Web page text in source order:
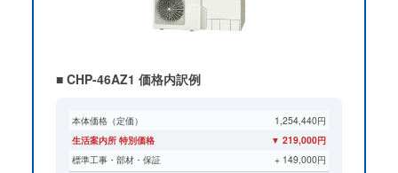
■ CHP-46AZ1 価格内訳例
本体価格（定価）
1,254,440円
生活案内所 特別価格
▼ 219,000円
標準工事・部材・保証
+ 149,000円